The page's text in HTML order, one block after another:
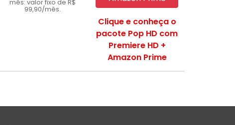
mês: valor fixo de R$
99,90/mês.
Clique e conheça o
pacote Pop HD com
Premiere HD +
Amazon Prime